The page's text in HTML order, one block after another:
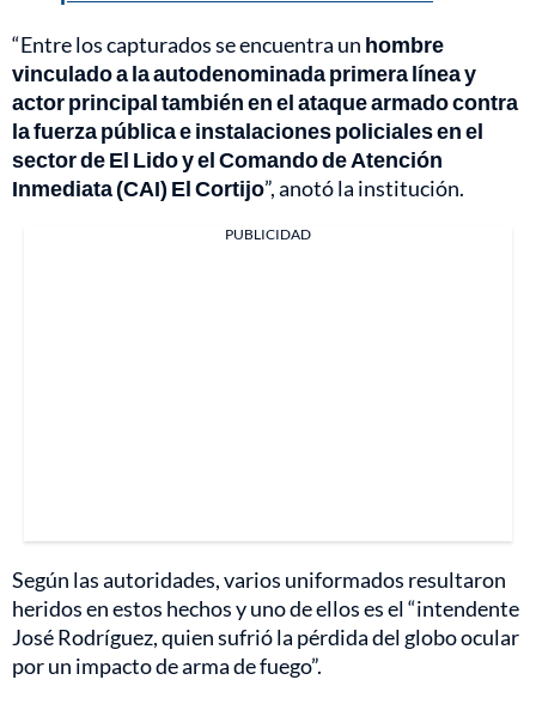
“Entre los capturados se encuentra un hombre
vinculado a la autodenominada primera línea y
actor principal también en el ataque armado contra
la fuerza pública e instalaciones policiales en el
sector de El Lido y el Comando de Atención
Inmediata (CAI) El Cortijo”, anotó la institución.
PUBLICIDAD
Según las autoridades, varios uniformados resultaron
heridos en estos hechos y uno de ellos es el “intendente
José Rodríguez, quien sufrió la pérdida del globo ocular
por un impacto de arma de fuego”.